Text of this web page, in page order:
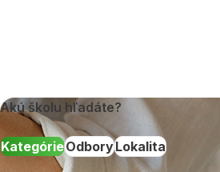
Akú školu hľadáte?
KategórieOdboryLokalita